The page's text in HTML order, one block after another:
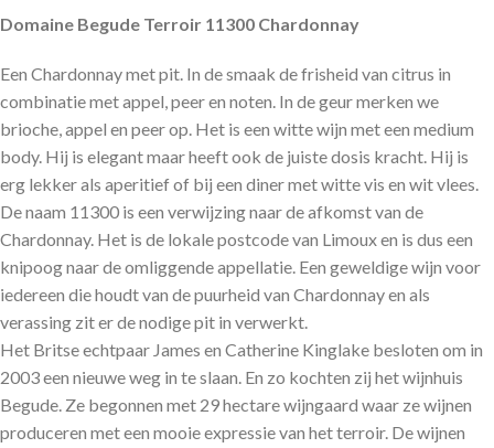
Domaine Begude Terroir 11300 Chardonnay
Een Chardonnay met pit. In de smaak de frisheid van citrus in
combinatie met appel, peer en noten. In de geur merken we
brioche, appel en peer op. Het is een witte wijn met een medium
body. Hij is elegant maar heeft ook de juiste dosis kracht. Hij is
erg lekker als aperitief of bij een diner met witte vis en wit vlees.
De naam 11300 is een verwijzing naar de afkomst van de
Chardonnay. Het is de lokale postcode van Limoux en is dus een
knipoog naar de omliggende appellatie. Een geweldige wijn voor
iedereen die houdt van de puurheid van Chardonnay en als
verassing zit er de nodige pit in verwerkt.
Het Britse echtpaar James en Catherine Kinglake besloten om in
2003 een nieuwe weg in te slaan. En zo kochten zij het wijnhuis
Begude. Ze begonnen met 29 hectare wijngaard waar ze wijnen
produceren met een mooie expressie van het terroir. De wijnen